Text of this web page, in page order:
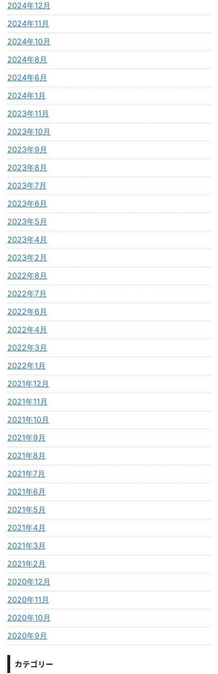
2024年12月
2024年11月
2024年10月
2024年8月
2024年6月
2024年1月
2023年11月
2023年10月
2023年9月
2023年8月
2023年7月
2023年6月
2023年5月
2023年4月
2023年2月
2022年8月
2022年7月
2022年6月
2022年4月
2022年3月
2022年1月
2021年12月
2021年11月
2021年10月
2021年9月
2021年8月
2021年7月
2021年6月
2021年5月
2021年4月
2021年3月
2021年2月
2020年12月
2020年11月
2020年10月
2020年9月
カテゴリー